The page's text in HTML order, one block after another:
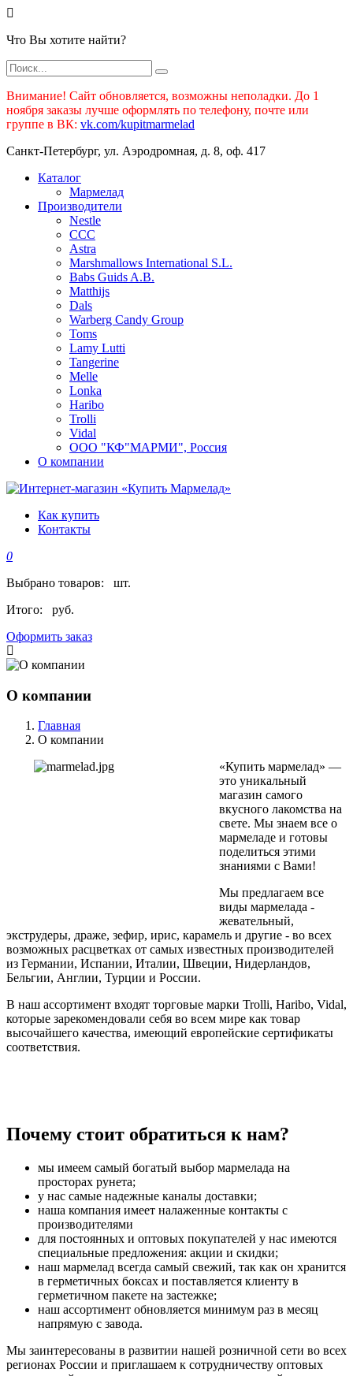
Что Вы хотите найти?
Внимание! Сайт обновляется, возможны неполадки. До 1
ноября заказы лучше оформлять по телефону, почте или
группе в ВК: vk.com/kupitmarmelad
Санкт-Петербург, ул. Аэродромная, д. 8, оф. 417
Каталог
Мармелад
Производители
Nestle
CCC
Astra
Marshmallows International S.L.
Babs Guids A.B.
Matthijs
Dals
Warberg Candy Group
Toms
Lamy Lutti
Tangerine
Melle
Lonka
Haribo
Trolli
Vidal
ООО "КФ"МАРМИ", Россия
О компании
Как купить
Контакты
0
Выбрано товаров:
шт.
Итого:
руб.
Оформить заказ
О компании
Главная
О компании
«Купить мармелад» —
это уникальный
магазин самого
вкусного лакомства на
свете. Мы знаем все о
мармеладе и готовы
поделиться этими
знаниями с Вами!
Мы предлагаем все
виды мармелада -
жевательный,
экструдеры, драже, зефир, ирис, карамель и другие - во всех
возможных расцветках от самых известных производителей
из Германии, Испании, Италии, Швеции, Нидерландов,
Бельгии, Англии, Турции и России.
В наш ассортимент входят торговые марки Trolli, Haribo, Vidal,
которые зарекомендовали себя во всем мире как товар
высочайшего качества, имеющий европейские сертификаты
соответствия.
Почему стоит обратиться к нам?
мы имеем самый богатый выбор мармелада на
просторах рунета;
у нас самые надежные каналы доставки;
наша компания имеет налаженные контакты с
производителями
для постоянных и оптовых покупателей у нас имеются
специальные предложения: акции и скидки;
наш мармелад всегда самый свежий, так как он хранится
в герметичных боксах и поставляется клиенту в
герметичном пакете на застежке;
наш ассортимент обновляется минимум раз в месяц
напрямую с завода.
Мы заинтересованы в развитии нашей розничной сети во всех
регионах России и приглашаем к сотрудничеству оптовых